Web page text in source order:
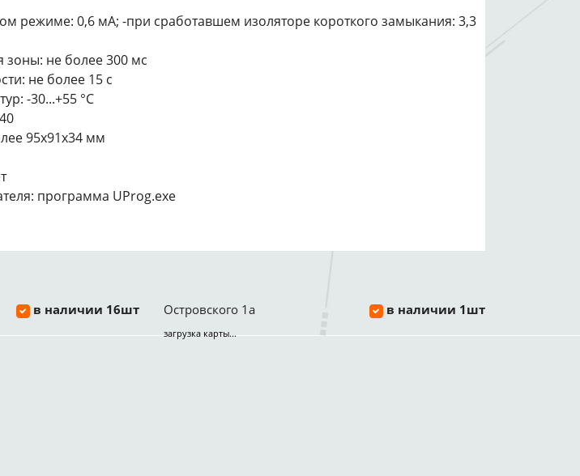
режиме: 0,6 мА; -при сработавшем изоляторе короткого замыкания: 3,3
не более 300 мс
не более 15 с
-30...+55 °C
95x91x34 мм
программа UProg.exe
в наличии 16шт Островского 1а в наличии 1шт
загрузка карты...